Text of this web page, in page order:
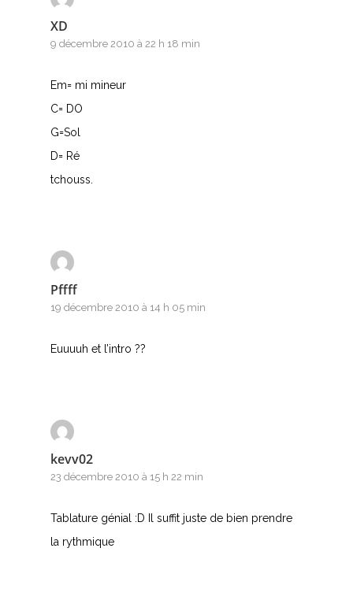
XD
9 décembre 2010 à 22 h 18 min
Em= mi mineur
C= DO
G=Sol
D= Ré
tchouss.
Pffff
19 décembre 2010 à 14 h 05 min
Euuuuh et l’intro ??
kevv02
23 décembre 2010 à 15 h 22 min
Tablature génial :D Il suffit juste de bien prendre
la rythmique